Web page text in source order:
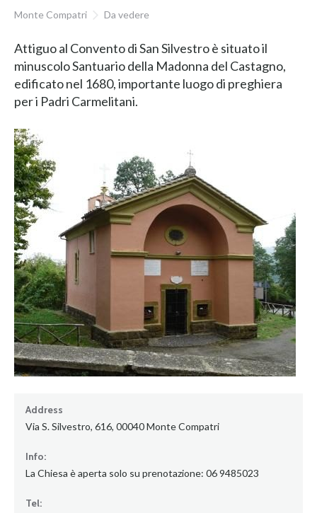
Monte Compatri Da vedere
Attiguo al Convento di San Silvestro è situato il
minuscolo Santuario della Madonna del Castagno,
edificato nel 1680, importante luogo di preghiera
per i Padri Carmelitani.
Address
Via S. Silvestro, 616, 00040 Monte Compatri
Info:
La Chiesa è aperta solo su prenotazione: 06 9485023
Tel: